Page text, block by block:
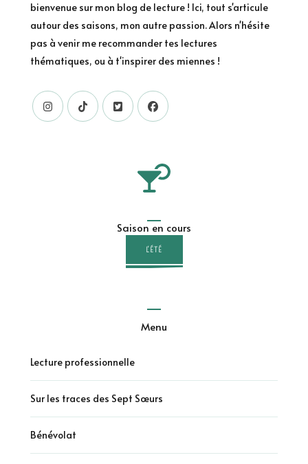
bienvenue sur mon blog de lecture ! Ici, tout s'articule
autour des saisons, mon autre passion. Alors n'hésite
pas à venir me recommander tes lectures
thématiques, ou à t'inspirer des miennes !
Saison en cours
L'ÉTÉ
Menu
Lecture professionnelle
Sur les traces des Sept Sœurs
Bénévolat